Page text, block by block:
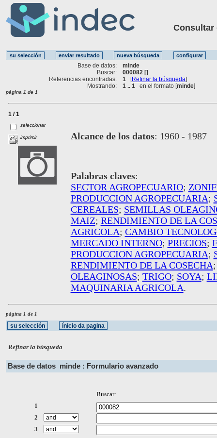
Consultar
Base de datos:
minde
Buscar:
000082 []
Referencias encontradas:
1 [Refinar la búsqueda]
Mostrando:
1 .. 1 en el formato [minde]
página 1 de 1
1 / 1
seleccionar
imprimir Alcance de los datos: 1960 - 1987
Palabras claves:
SECTOR AGROPECUARIO;
PRODUCCION AGROPECUARIA;
CEREALES; SEMILLAS
MAIZ; RENDIMIENTO DE LA
AGRICOLA; CAMBIO
MERCADO INTERNO; PRECIOS;
PRODUCCION AGROPECUARIA;
RENDIMIENTO DE LA COSECHA
OLEAGINOSAS; TRIGO; SOYA;
MAQUINARIA AGRICOLA.
página 1 de 1
Refinar la búsqueda
Base de datos minde : Formulario avanzado
Buscar:
1
2
3